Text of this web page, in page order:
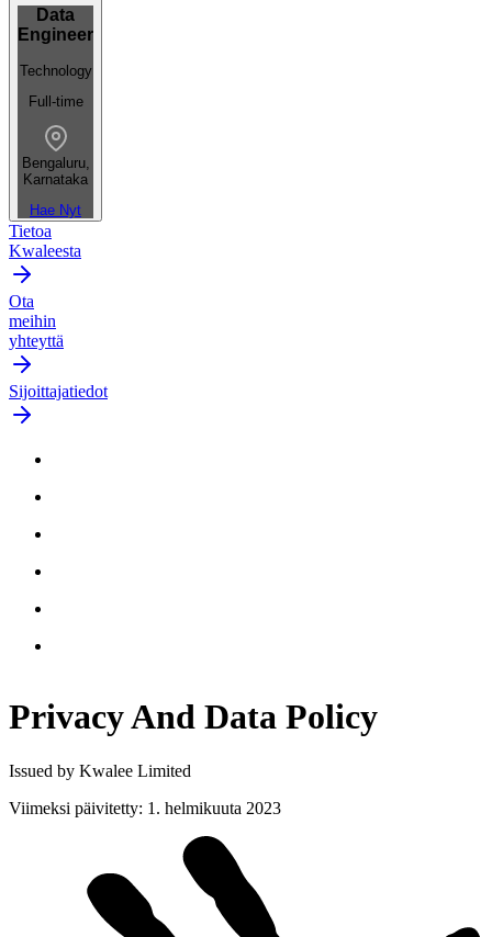
Data
Engineer
Technology
Full-time
Bengaluru,
Karnataka
Hae Nyt
Tietoa
Kwaleesta
Ota
meihin
yhteyttä
Sijoittajatiedot
Privacy And Data Policy
Issued by Kwalee Limited
Viimeksi päivitetty: 1. helmikuuta 2023